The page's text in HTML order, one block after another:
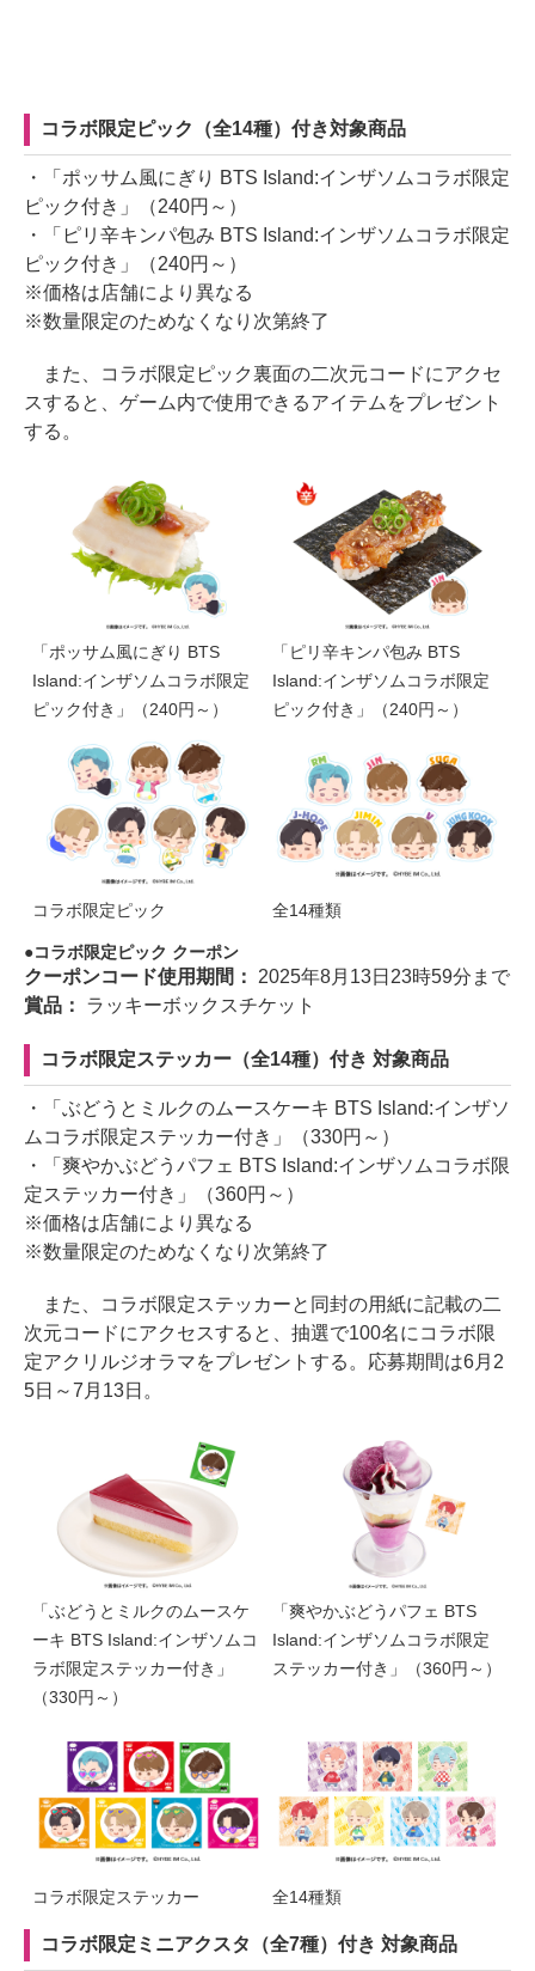
コラボ限定ピック（全14種）付き対象商品
・「ポッサム風にぎり BTS Island:インザソムコラボ限定
ピック付き」（240円～）
・「ピリ辛キンパ包み BTS Island:インザソムコラボ限定
ピック付き」（240円～）
※価格は店舗により異なる
※数量限定のためなくなり次第終了
また、コラボ限定ピック裏面の二次元コードにアクセ
スすると、ゲーム内で使用できるアイテムをプレゼント
する。
「ポッサム風にぎり BTS
Island:インザソムコラボ限定
ピック付き」（240円～）
「ピリ辛キンパ包み BTS
Island:インザソムコラボ限定
ピック付き」（240円～）
コラボ限定ピック 全14種類
コラボ限定ピック クーポン
クーポンコード使用期間： 2025年8月13日23時59分まで
賞品： ラッキーボックスチケット
コラボ限定ステッカー（全14種）付き 対象商品
・「ぶどうとミルクのムースケーキ BTS Island:インザソ
ムコラボ限定ステッカー付き」（330円～）
・「爽やかぶどうパフェ BTS Island:インザソムコラボ限
定ステッカー付き」（360円～）
※価格は店舗により異なる
※数量限定のためなくなり次第終了
また、コラボ限定ステッカーと同封の用紙に記載の二
次元コードにアクセスすると、抽選で100名にコラボ限
定アクリルジオラマをプレゼントする。応募期間は6月2
5日～7月13日。
「ぶどうとミルクのムースケ
ーキ BTS Island:インザソムコ
ラボ限定ステッカー付き」
（330円～）
「爽やかぶどうパフェ BTS
Island:インザソムコラボ限定
ステッカー付き」（360円～）
コラボ限定ステッカー 全14種類
コラボ限定ミニアクスタ（全7種）付き 対象商品